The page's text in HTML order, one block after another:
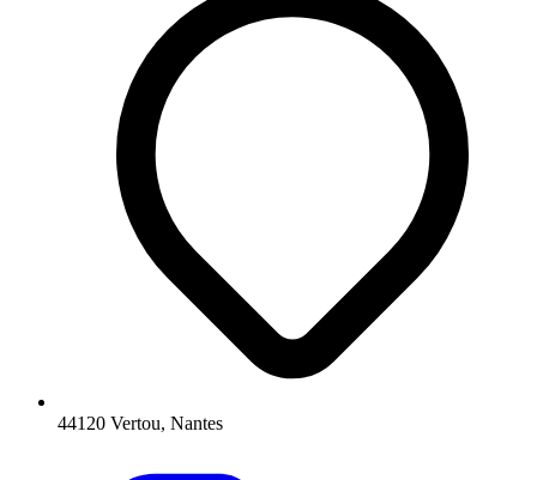
44120 Vertou, Nantes